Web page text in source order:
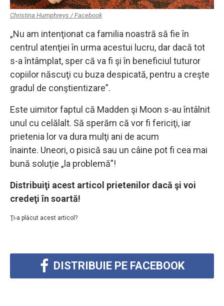
Christina Humphreys / Facebook
„Nu am intenţionat ca familia noastră să fie în
centrul atenţiei în urma acestui lucru, dar dacă tot
s-a întâmplat, sper că va fi şi în beneficiul tuturor
copiilor născuţi cu buza despicată, pentru a creşte
gradul de conştientizare”.
Este uimitor faptul că Madden şi Moon s-au întâlnit
unul cu celălalt. Să sperăm că vor fi fericiţi, iar
prietenia lor va dura mulţi ani de acum
înainte. Uneori, o pisică sau un câine pot fi cea mai
bună soluţie „la problemă”!
Distribuiţi acest articol prietenilor dacă şi voi
credeţi în soartă!
Ţi-a plăcut acest articol?
DISTRIBUIE PE FACEBOOK